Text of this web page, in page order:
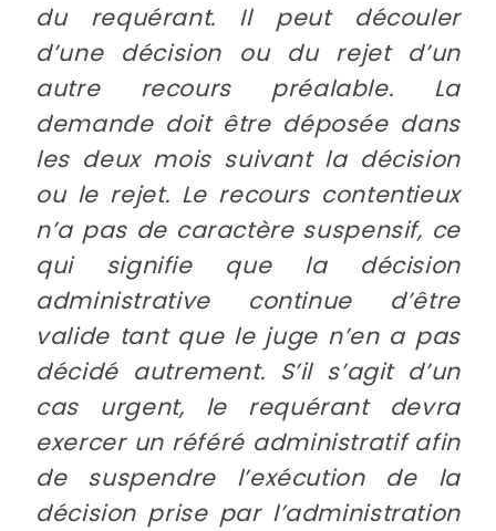
du requérant. Il peut découler
d’une décision ou du rejet d’un
autre recours préalable. La
demande doit être déposée dans
les deux mois suivant la décision
ou le rejet. Le recours contentieux
n’a pas de caractère suspensif, ce
qui signifie que la décision
administrative continue d’être
valide tant que le juge n’en a pas
décidé autrement. S’il s’agit d’un
cas urgent, le requérant devra
exercer un référé administratif afin
de suspendre l’exécution de la
décision prise par l’administration